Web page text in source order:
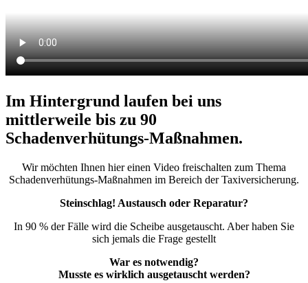
Im Hintergrund laufen bei uns
mittlerweile bis zu 90
Schadenverhütungs-Maßnahmen.
Wir möchten Ihnen hier einen Video freischalten zum Thema
Schadenverhütungs-Maßnahmen im Bereich der Taxiversicherung.
Steinschlag! Austausch oder Reparatur?
In 90 % der Fälle wird die Scheibe ausgetauscht. Aber haben Sie
sich jemals die Frage gestellt
War es notwendig?
Musste es wirklich ausgetauscht werden?